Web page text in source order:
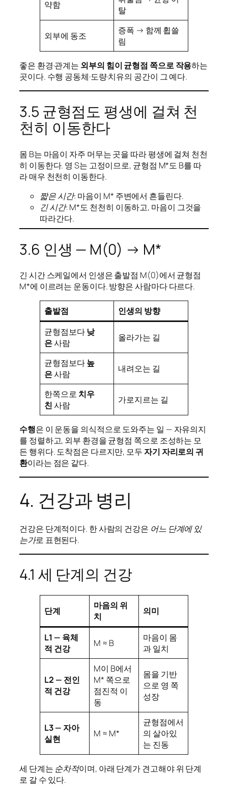
약함
탈
외부에 동조
증폭 → 함께 휩쓸
림
좋은 환경·관계는 외부의 힘이 균형점 쪽으로 작용하는
곳이다. 수행 공동체·도량·치유의 공간이 그 예다.
3.5 균형점도 평생에 걸쳐 천
천히 이동한다
몸 B는 마음이 자주 머무는 곳을 따라 평생에 걸쳐 천천
히 이동한다. 영 S는 고정이므로, 균형점 M*도 B를 따
라 매우 천천히 이동한다.
짧은 시간: 마음이 M* 주변에서 흔들린다.
긴 시간: M*도 천천히 이동하고, 마음이 그것을
따라간다.
3.6 인생 — M(0) → M*
긴 시간 스케일에서 인생은 출발점 M(0)에서 균형점
M*에 이르려는 운동이다. 방향은 사람마다 다르다.
출발점
인생의 방향
균형점보다낮
은사람 올라가는 길
균형점보다높
은사람 내려오는 길
한쪽으로치우
친사람 가로지르는 길
수행은 이 운동을 의식적으로 도와주는 일 — 자유의지
를 정렬하고, 외부 환경을 균형점 쪽으로 조성하는 모
든 행위다. 도착점은 다르지만, 모두자기 자리로의 귀
환이라는 점은 같다.
4. 건강과 병리
건강은 단계적이다. 한 사람의 건강은 어느 단계에 있
는가로 표현된다.
4.1 세 단계의 건강
단계
마음의 위
치
의미
L1 — 육체
적 건강
M ≈ B
마음이 몸
과 일치
L2 — 전인
적 건강
M이 B에서
M* 쪽으로
점진적 이
동
몸을 기반
으로 영 쪽
성장
L3 — 자아
실현
M ≈ M*
균형점에서
의 살아있
는 진동
세 단계는 순차적이며, 아래 단계가 견고해야 위 단계
로 갈 수 있다.